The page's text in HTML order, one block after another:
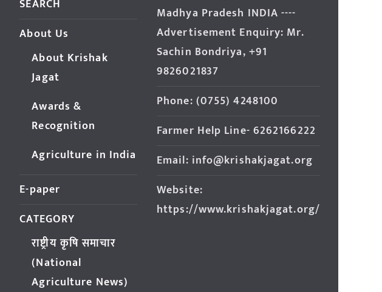
SEARCH
About Us
About Krishak
Jagat
Awards &
Recognition
Agriculture in India
E-paper
CATEGORY
राष्ट्रीय कृषि समाचार
(National
Agriculture News)
Madhya Pradesh INDIA ----
Advertisement Enquiry: Mr.
Sachin Bondriya, +91
9826021837
Phone: (0755) 4248100
Farmer Help Line- 6262166222
Email: info@krishakjagat.org
Website:
https://www.krishakjagat.org/